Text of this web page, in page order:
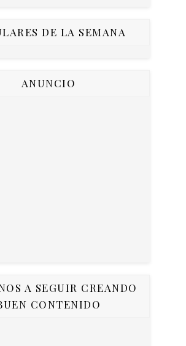
DE LA SEMANA
ANUNCIO
A SEGUIR CREANDO
CONTENIDO